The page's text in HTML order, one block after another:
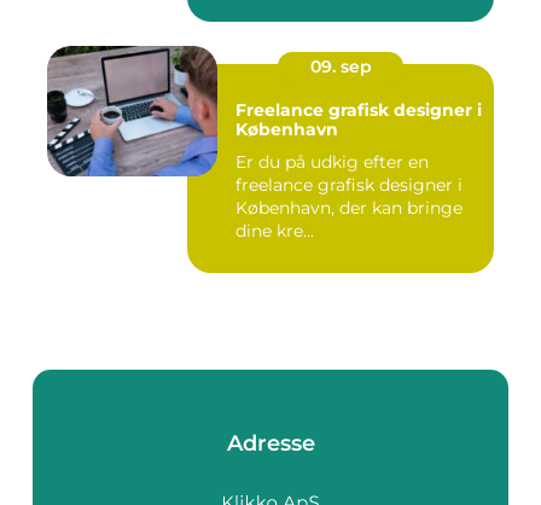
09. sep
Freelance grafisk designer i
København
Er du på udkig efter en
freelance grafisk designer i
København, der kan bringe
dine kre...
Adresse